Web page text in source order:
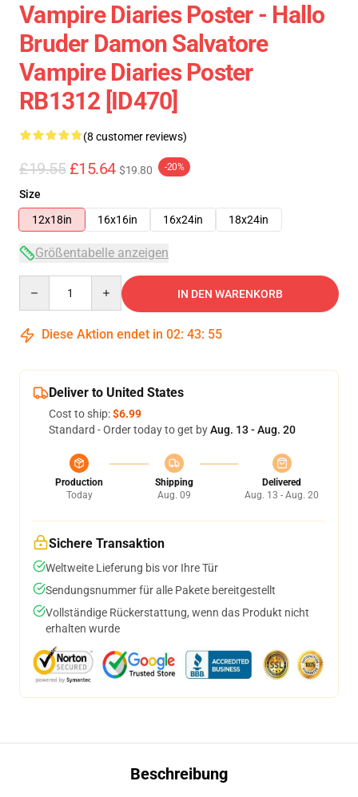
Vampire Diaries Poster - Hallo
Bruder Damon Salvatore
Vampire Diaries Poster
RB1312 [ID470]
(8 customer reviews)
£19.55 £15.64 $19.80 -20%
Size
12x18in
16x16in 16x24in 18x24in
Größentabelle anzeigen
IN DEN WARENKORB
Diese Aktion endet in 02: 43: 54
Deliver to United States
Cost to ship:$6.99
Standard - Order today to get byAug. 13 - Aug. 20
Production
Today
Shipping
Aug. 09
Delivered
Aug. 13 - Aug. 20
Sichere Transaktion
Weltweite Lieferung bis vor Ihre Tür
Sendungsnummer für alle Pakete bereitgestellt
Vollständige Rückerstattung, wenn das Produkt nicht
erhalten wurde
Beschreibung